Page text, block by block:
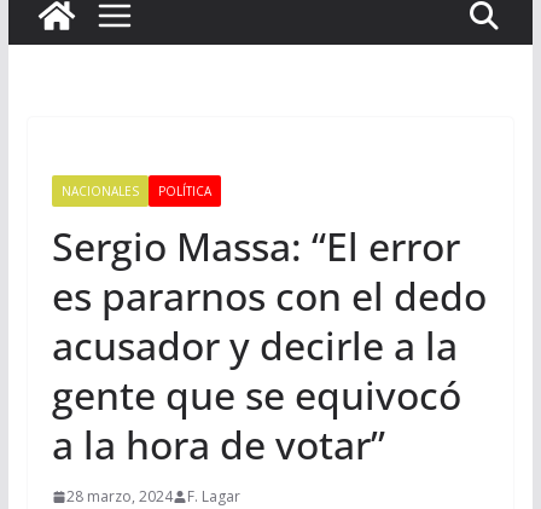
NACIONALES POLÍTICA
Sergio Massa: “El error
es pararnos con el dedo
acusador y decirle a la
gente que se equivocó
a la hora de votar”
28 marzo, 2024 F. Lagar